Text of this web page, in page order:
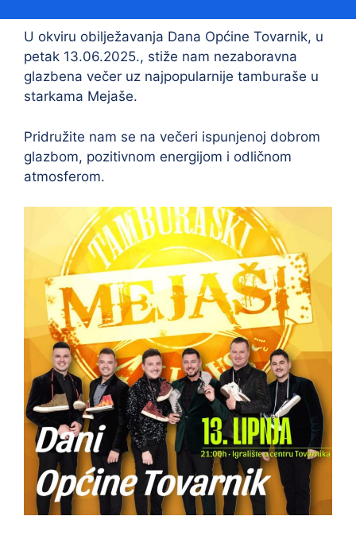
U okviru obilježavanja Dana Općine Tovarnik, u
petak 13.06.2025., stiže nam nezaboravna
glazbena večer uz najpopularnije tamburaše u
starkama Mejaše.
Pridružite nam se na večeri ispunjenoj dobrom
glazbom, pozitivnom energijom i odličnom
atmosferom.